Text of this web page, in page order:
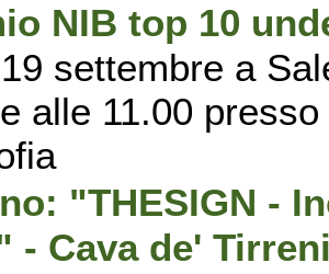
NIB top 10
settembre a
alle 11.00
"THESIGN -
- Cava de'